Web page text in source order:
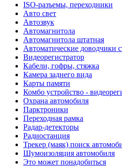
ISO-разъемы, переходники
Авто свет
Автозвук
Автомагнитола
Автомагнитола штатная
Автоматические доводчики
Видеорегистратор
Кабели, гофры, стяжка
Камера заднего вида
Карты памяти
Комбо устройство -
Охрана автомобиля
Парктроники
Переходная рамка
Радар-детекторы
Радиостанция
Трекер (маяк) поиск
Шумоизоляция автомобиля
Это может понадобиться